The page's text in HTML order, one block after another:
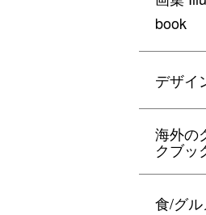
book
デザイ
海外の
クブッ
食/グ